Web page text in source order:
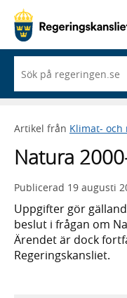
du
börjar
skriva
framträder
lista
med
sökförslag
Artikel från Klimat-
Natura
Publicerad 19 augusti
Uppgifter gör
beslut i frågan om
Ärendet är dock
Regeringskansliet.